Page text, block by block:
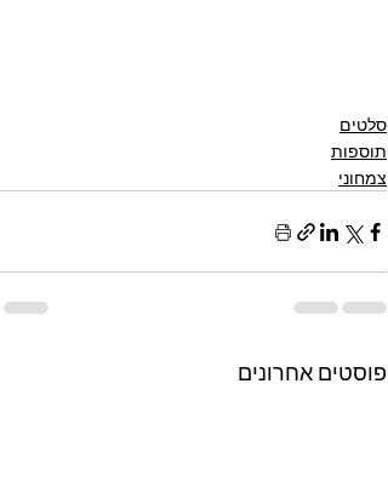
סלטים
תוספות
צמחוני
פוסטים אחרונים